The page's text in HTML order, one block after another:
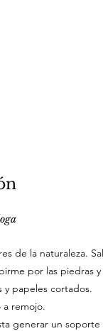
de la naturaleza.
por las piedras y
y papeles cortados.
a remojo.
generar un soporte